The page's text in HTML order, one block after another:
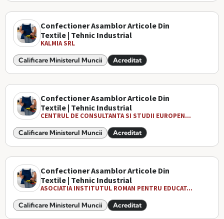
Confectioner Asamblor Articole Din
Textile | Tehnic Industrial
KALMIA SRL
Calificare Ministerul Muncii Acreditat
Confectioner Asamblor Articole Din
Textile | Tehnic Industrial
CENTRUL DE CONSULTANTA SI STUDII EUROPEN...
Calificare Ministerul Muncii Acreditat
Confectioner Asamblor Articole Din
Textile | Tehnic Industrial
ASOCIATIA INSTITUTUL ROMAN PENTRU EDUCAT...
Calificare Ministerul Muncii Acreditat